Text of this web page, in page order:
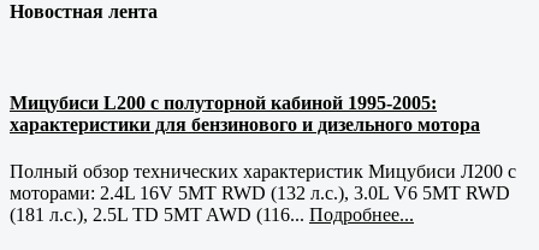
Новостная лента
Мицубиси L200 с полуторной кабиной 1995-2005:
характеристики для бензинового и дизельного мотора
Полный обзор технических характеристик Мицубиси Л200 с
моторами: 2.4L 16V 5MT RWD (132 л.с.), 3.0L V6 5MT RWD
(181 л.с.), 2.5L TD 5MT AWD (116... Подробнее...